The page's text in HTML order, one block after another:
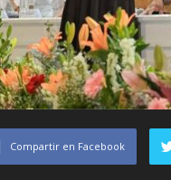
Compartir en Facebook